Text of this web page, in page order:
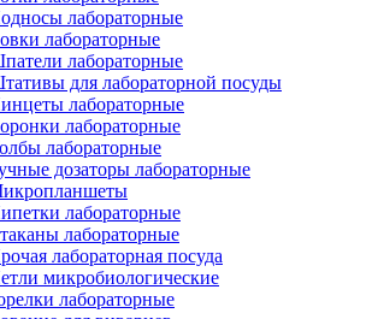
лабораторные
лабораторные
лабораторные
для лабораторной посуды
лабораторные
лабораторные
лабораторные
дозаторы лабораторные
лабораторные
лабораторные
лабораторная посуда
микробиологические
лабораторные